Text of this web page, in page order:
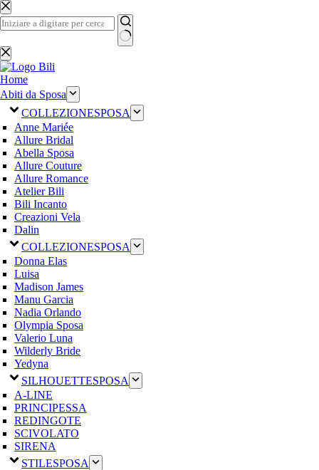
Salta
al
contenuto
Nessun
risultato
Home
Abiti da Sposa
COLLEZIONESPOSA
Anne Mariée
Allure Bridal
Abella Sposa
Allure Couture
Allure Romance
Atelier Bili
Bili Incanto
Creazioni Vela
Dalin
COLLEZIONESPOSA
Donna Elas
Luisa
Madison James
Manu Garcia
Nadia Orlando
Olympia Sposa
Valerio Luna
Wilderly Bride
Yedyna
SILHOUETTESPOSA
A-LINE
PRINCIPESSA
REDINGOTE
SCIVOLATO
SIRENA
STILESPOSA